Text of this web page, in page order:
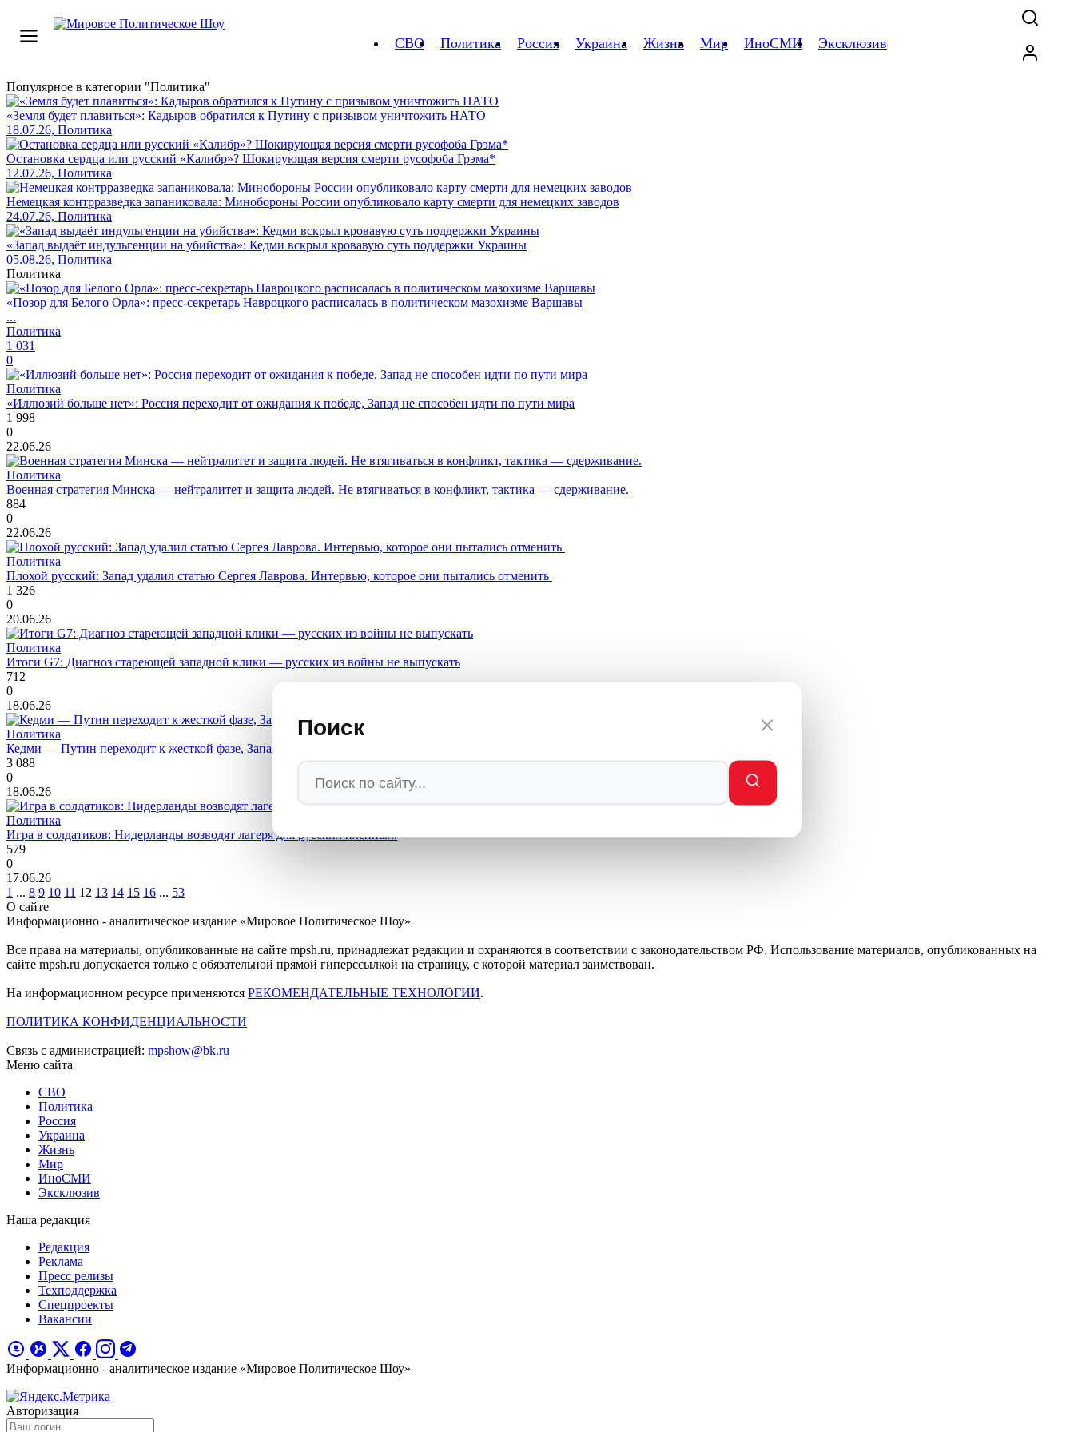
СВО Политика Россия Украина Жизнь Мир ИноСМИ Эксклюзив
Поиск
Популярное в категории "Политика"
«Земля будет плавиться»: Кадыров обратился к Путину с призывом уничтожить НАТО
18.07.26, Политика
Остановка сердца или русский «Калибр»? Шокирующая версия смерти русофоба Грэма*
12.07.26, Политика
Немецкая контрразведка запаниковала: Минобороны России опубликовало карту смерти для немецких заводов
24.07.26, Политика
«Запад выдаёт индульгенции на убийства»: Кедми вскрыл кровавую суть поддержки Украины
05.08.26, Политика
Политика
«Позор для Белого Орла»: пресс-секретарь Навроцкого расписалась в политическом мазохизме Варшавы
...
Политика
1 031
0
Политика
«Иллюзий больше нет»: Россия переходит от ожидания к победе, Запад не способен идти по пути мира
1 998
0
22.06.26
Политика
Военная стратегия Минска — нейтралитет и защита людей. Не втягиваться в конфликт, тактика — сдерживание.
884
0
22.06.26
Политика
Плохой русский: Запад удалил статью Сергея Лаврова. Интервью, которое они пытались отменить
1 326
0
20.06.26
Политика
Итоги G7: Диагноз стареющей западной клики — русских из войны не выпускать
712
0
18.06.26
Политика
Кедми — Путин переходит к жесткой фазе, Запад будет молить о пощаде
3 088
0
18.06.26
Политика
Игра в солдатиков: Нидерланды возводят лагеря для русских пленных.
579
0
17.06.26
1 ... 8 9 10 11 12 13 14 15 16 ... 53
О сайте
Информационно - аналитическое издание «Мировое Политическое Шоу»
Все права на материалы, опубликованные на сайте mpsh.ru, принадлежат редакции и охраняются в соответствии с законодательством РФ. Использование материалов, опубликованных на
сайте mpsh.ru допускается только с обязательной прямой гиперссылкой на страницу, с которой материал заимствован.
На информационном ресурсе применяются РЕКОМЕНДАТЕЛЬНЫЕ ТЕХНОЛОГИИ.
ПОЛИТИКА КОНФИДЕНЦИАЛЬНОСТИ
Связь с администрацией: mpshow@bk.ru
Меню сайта
СВО
Политика
Россия
Украина
Жизнь
Мир
ИноСМИ
Эксклюзив
Наша редакция
Редакция
Реклама
Пресс релизы
Техподдержка
Спецпроекты
Вакансии
Информационно - аналитическое издание «Мировое Политическое Шоу»
Авторизация